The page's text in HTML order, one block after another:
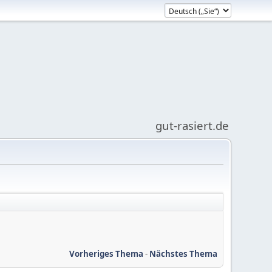
gut-rasiert.de
Vorheriges Thema - Nächstes Thema